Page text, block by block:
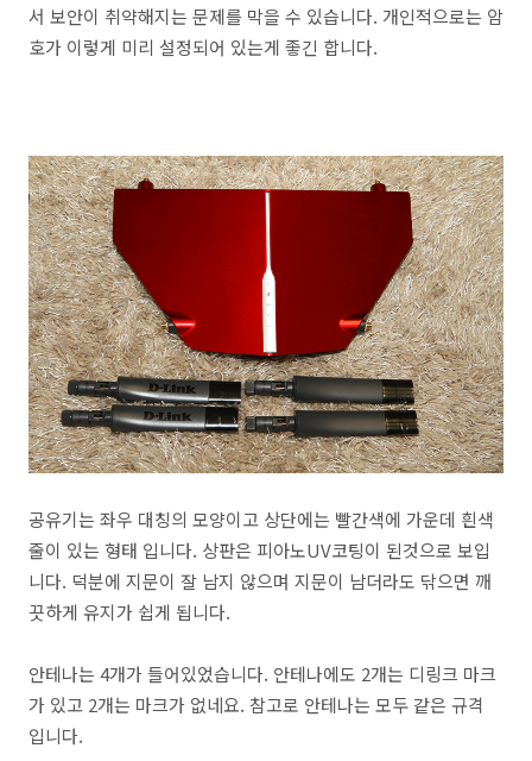
서 보안이 취약해지는 문제를 막을 수 있습니다. 개인적으로는 암
호가 이렇게 미리 설정되어 있는게 좋긴 합니다.
공유기는 좌우 대칭의 모양이고 상단에는 빨간색에 가운데 흰색
줄이 있는 형태 입니다. 상판은 피아노UV코팅이 된것으로 보입
니다. 덕분에 지문이 잘 남지 않으며 지문이 남더라도 닦으면 깨
끗하게 유지가 쉽게 됩니다.
안테나는 4개가 들어있었습니다. 안테나에도 2개는 디링크 마크
가 있고 2개는 마크가 없네요. 참고로 안테나는 모두 같은 규격
입니다.